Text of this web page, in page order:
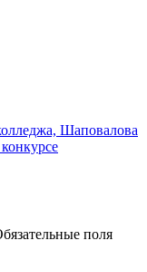
Шаповалова
поля